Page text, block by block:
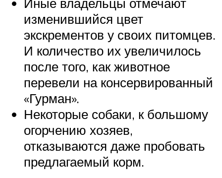
изменившийся цвет
экскрементов у своих питомцев.
И количество их увеличилось
после того, как животное
перевели на консервированный
«Гурман».
Некоторые собаки, к большому
огорчению хозяев,
отказываются даже пробовать
предлагаемый корм.